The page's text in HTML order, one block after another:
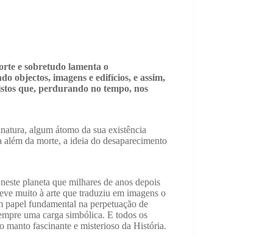
e sobretudo lamenta o
objectos, imagens e edifícios, e assim,
que, perdurando no tempo, nos
algum átomo da sua existência
da morte, a ideia do desaparecimento
planeta que milhares de anos depois
muito à arte que traduziu em imagens o
fundamental na perpetuação de
uma carga simbólica. E todos os
manto fascinante e misterioso da História.